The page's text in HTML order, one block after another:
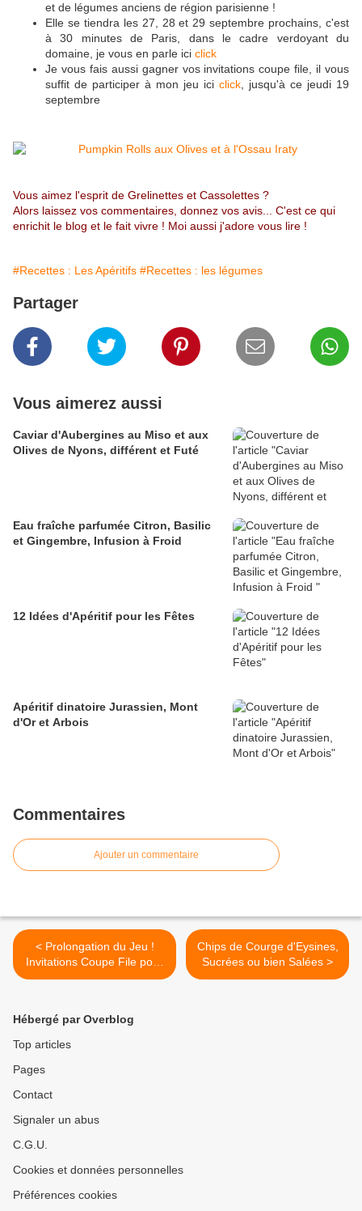
et de légumes anciens de région parisienne !
Elle se tiendra les 27, 28 et 29 septembre prochains, c'est
à 30 minutes de Paris, dans le cadre verdoyant du
domaine, je vous en parle ici click
Je vous fais aussi gagner vos invitations coupe file, il vous
suffit de participer à mon jeu ici click , jusqu'à ce jeudi 19
septembre
Vous aimez l'esprit de Grelinettes et Cassolettes ?
Alors laissez vos commentaires, donnez vos avis... C'est ce qui
enrichit le blog et le fait vivre ! Moi aussi j'adore vous lire !
#Recettes : Les Apéritifs #Recettes : les légumes
Partager
Vous aimerez aussi
Caviar d'Aubergines au Miso et aux
Olives de Nyons, différent et Futé
Eau fraîche parfumée Citron, Basilic
et Gingembre, Infusion à Froid
12 Idées d'Apéritif pour les Fêtes
Apéritif dinatoire Jurassien, Mont
d'Or et Arbois
Commentaires
Ajouter un commentaire
< Prolongation du Jeu !
Invitations Coupe File pour
les 40 ans de la Fête des
Chips de Courge d'Eysines,
Sucrées ou bien Salées >
Hébergé par Overblog
Top articles
Pages
Contact
Signaler un abus
C.G.U.
Cookies et données personnelles
Préférences cookies